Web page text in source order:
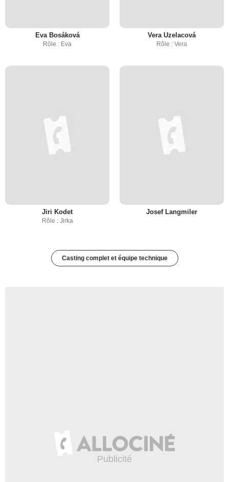
Eva Bosáková
Rôle : Eva
Vera Uzelacová
Rôle : Vera
Jiri Kodet
Rôle : Jirka
Josef Langmiler
Casting complet et équipe technique